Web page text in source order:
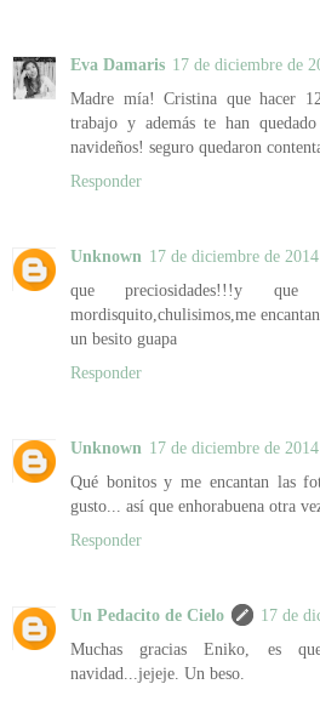
Eva Damaris 17 de diciembre de
Madre mía! Cristina que hacer
trabajo y además te han
navideños! seguro quedaron
Responder
Unknown 17 de diciembre de
que preciosidades!!!y
mordisquito,chulisimos,me encantan
un besito guapa
Responder
Unknown 17 de diciembre de
Qué bonitos y me encantan las
gusto... así que enhorabuena otra
Responder
Un Pedacito de Cielo
17 de
Muchas gracias Eniko, es
navidad...jejeje. Un beso.